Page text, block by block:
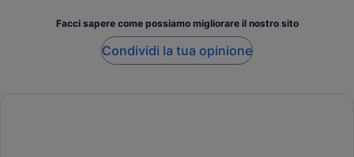
Facci sapere come possiamo migliorare il nostro sito
Condividi la tua opinione